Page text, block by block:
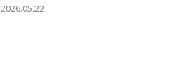
た。
2026.05.22